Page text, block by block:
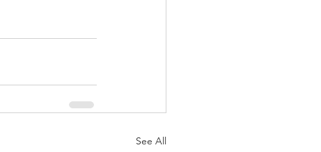
See All